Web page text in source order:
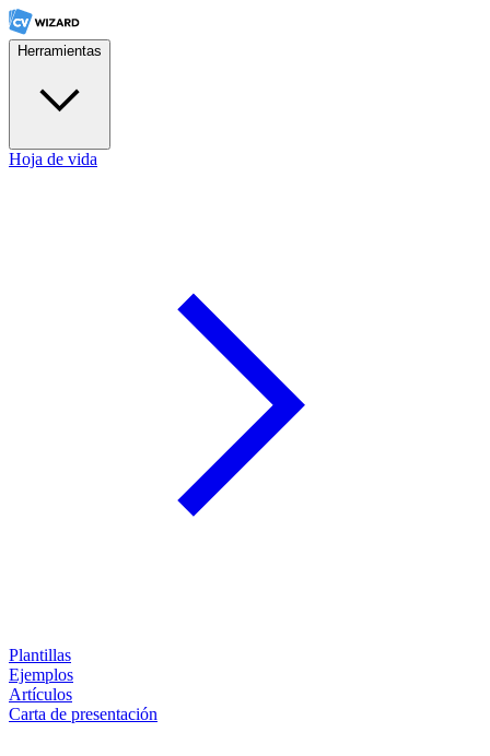
Herramientas
Hoja de vida
Plantillas
Ejemplos
Artículos
Carta de presentación